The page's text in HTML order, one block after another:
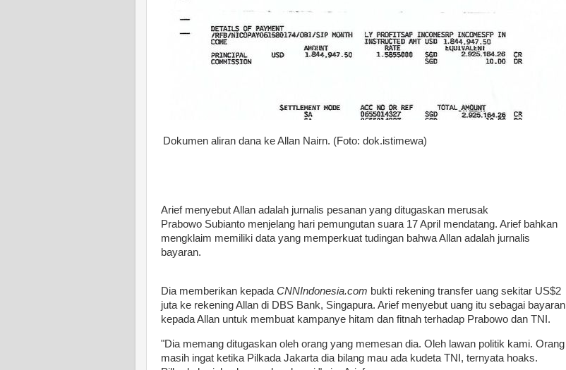
Dokumen aliran dana ke Allan Nairn. (Foto: dok.istimewa)
Arief menyebut Allan adalah jurnalis pesanan yang ditugaskan merusak
Prabowo Subianto menjelang hari pemungutan suara 17 April mendatang. Arief bahkan
mengklaim memiliki data yang memperkuat tudingan bahwa Allan adalah jurnalis
bayaran.
Dia memberikan kepada CNNIndonesia.com bukti rekening transfer uang sekitar US$2
juta ke rekening Allan di DBS Bank, Singapura. Arief menyebut uang itu sebagai bayaran
kepada Allan untuk membuat kampanye hitam dan fitnah terhadap Prabowo dan TNI.
"Dia memang ditugaskan oleh orang yang memesan dia. Oleh lawan politik kami. Orang
masih ingat ketika Pilkada Jakarta dia bilang mau ada kudeta TNI, ternyata hoaks.